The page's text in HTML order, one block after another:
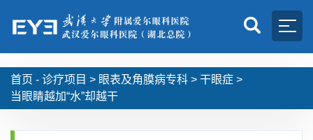
首页 - 诊疗项目 > 眼表及角膜病专科 > 干眼症 >
当眼睛越加“水”却越干